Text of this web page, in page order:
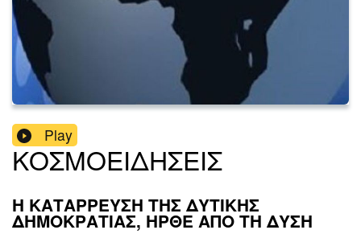
Play
ΚΟΣΜΟΕΙΔΗΣΕΙΣ
Η ΚΑΤΑΡΡΕΥΣΗ ΤΗΣ ΔΥΤΙΚΗΣ
ΔΗΜΟΚΡΑΤΙΑΣ, ΗΡΘΕ ΑΠΟ ΤΗ ΔΥΣΗ